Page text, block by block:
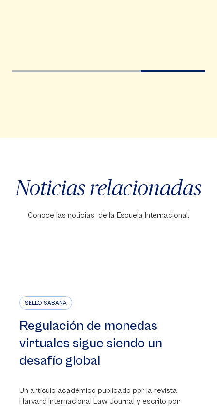
Noticias relacionadas
Conoce las noticias de la Escuela Internacional.
SELLO SABANA
Regulación de monedas
virtuales sigue siendo un
desafío global
Un artículo académico publicado por la revista
Harvard Internacional Law Journal y escrito por